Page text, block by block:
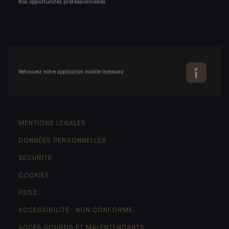
Nos opportunités professionnelles
Retrouvez notre application mobile Indosuez
MENTIONS LÉGALES
DONNÉES PERSONNELLES
SÉCURITÉ
COOKIES
PSD2
ACCESSIBILITÉ : NON CONFORME
ACCÈS SOURDS ET MALENTENDANTS